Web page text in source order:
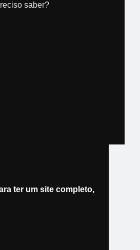
saber?
ter um site completo,